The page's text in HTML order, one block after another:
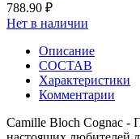
788.90 ₽
Нет в наличии
Описание
СОСТАВ
Характеристики
Комментарии
Camille Bloch Cognac -